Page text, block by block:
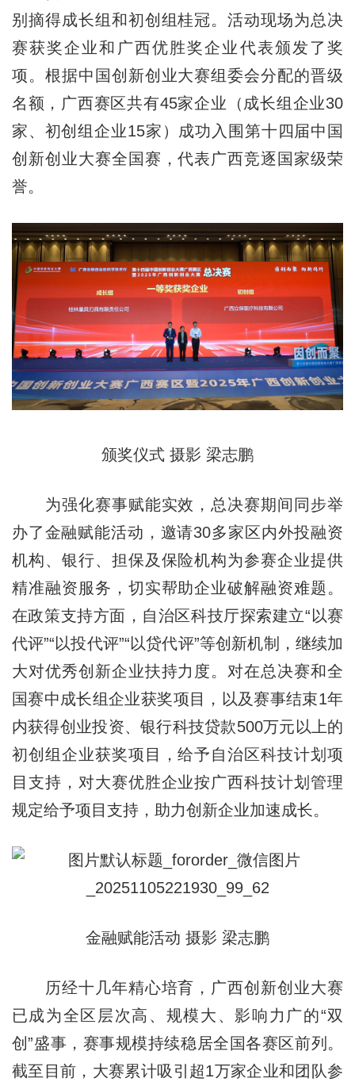
别摘得成长组和初创组桂冠。活动现场为总决
赛获奖企业和广西优胜奖企业代表颁发了奖
项。根据中国创新创业大赛组委会分配的晋级
名额，广西赛区共有45家企业（成长组企业30
家、初创组企业15家）成功入围第十四届中国
创新创业大赛全国赛，代表广西竞逐国家级荣
誉。
颁奖仪式 摄影 梁志鹏
为强化赛事赋能实效，总决赛期间同步举
办了金融赋能活动，邀请30多家区内外投融资
机构、银行、担保及保险机构为参赛企业提供
精准融资服务，切实帮助企业破解融资难题。
在政策支持方面，自治区科技厅探索建立“以赛
代评”“以投代评”“以贷代评”等创新机制，继续加
大对优秀创新企业扶持力度。对在总决赛和全
国赛中成长组企业获奖项目，以及赛事结束1年
内获得创业投资、银行科技贷款500万元以上的
初创组企业获奖项目，给予自治区科技计划项
目支持，对大赛优胜企业按广西科技计划管理
规定给予项目支持，助力创新企业加速成长。
金融赋能活动 摄影 梁志鹏
历经十几年精心培育，广西创新创业大赛
已成为全区层次高、规模大、影响力广的“双
创”盛事，赛事规模持续稳居全国各赛区前列。
截至目前，大赛累计吸引超1万家企业和团队参